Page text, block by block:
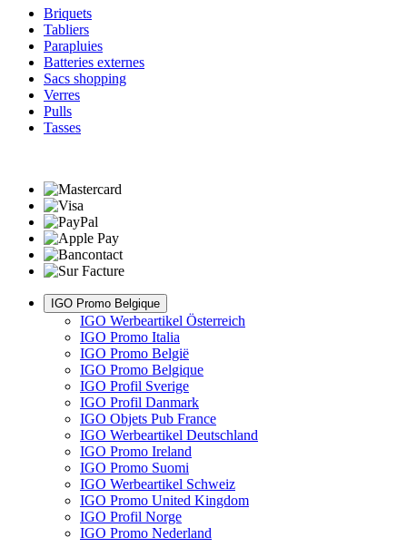
Briquets
Tabliers
Parapluies
Batteries externes
Sacs shopping
Verres
Pulls
Tasses
IGO Promo Belgique
IGO Werbeartikel Österreich
IGO Promo Italia
IGO Promo België
IGO Promo Belgique
IGO Profil Sverige
IGO Profil Danmark
IGO Objets Pub France
IGO Werbeartikel Deutschland
IGO Promo Ireland
IGO Promo Suomi
IGO Werbeartikel Schweiz
IGO Promo United Kingdom
IGO Profil Norge
IGO Promo Nederland